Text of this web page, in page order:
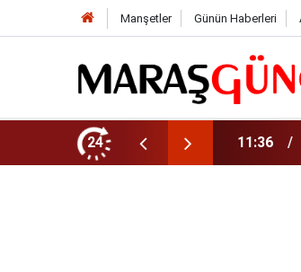
Manşetler Günün Haberleri
24
Ne Zaman Açıklanacak? 11:35